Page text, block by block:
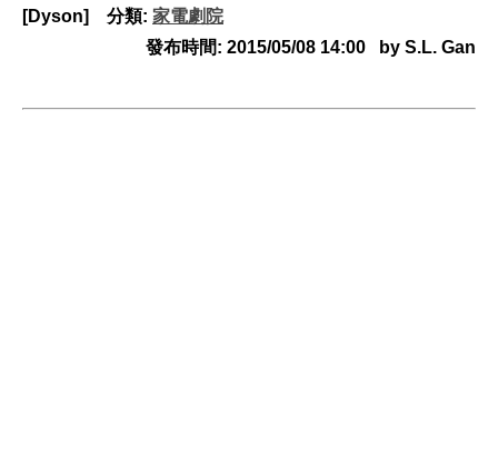
[Dyson] 分類: 家電劇院
發布時間: 2015/05/08 14:00 by S.L. Gan